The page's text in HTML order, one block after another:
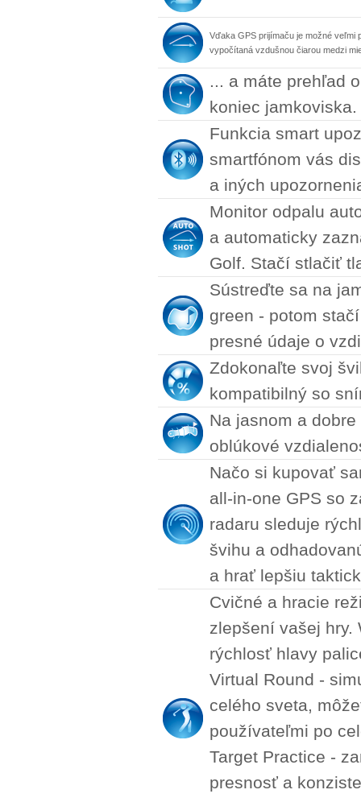
Vďaka GPS prijímaču je možné veľmi
vypočítaná vzdušnou čiarou medzi
... a máte prehľad
koniec jamkoviska.
Funkcia smart
smartfónom vás
a iných
Monitor odpalu
a automaticky
Golf. Stačí stlačiť
Sústreďte sa na
green - potom
presné údaje o
Zdokonaľte svoj
kompatibilný so
Na jasnom a
oblúkové
Načo si kupovať
all-in-one GPS so
radaru sleduje
švihu a
a hrať lepšiu
Cvičné a hracie
zlepšení vašej hry.
rýchlosť hlavy
Virtual Round -
celého sveta,
používateľmi po
Target Practice -
presnosť a